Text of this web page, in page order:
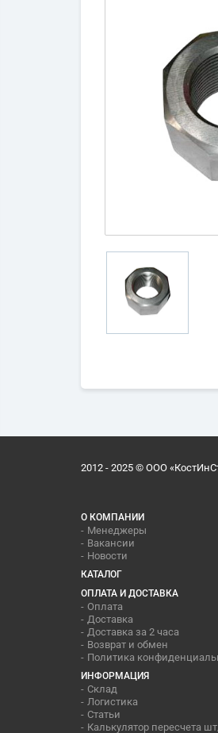
2012 - 2025 © ООО
О КОМПАНИИ
Менеджеры
Вакансии
Новости
КАТАЛОГ
ОПЛАТА И ДОСТАВКА
Оплата
Доставка
Доставка за 2 часа
Возврат и обмен
Политика
ИНФОРМАЦИЯ
Склад
Логистика
Статьи
Калькулятор пересчета